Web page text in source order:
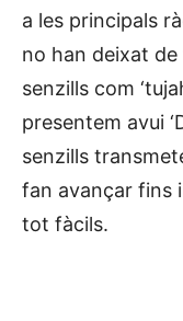
a les principals
no han deixat
senzills com
presentem avui
senzills
fan avançar fins
tot fàcils.